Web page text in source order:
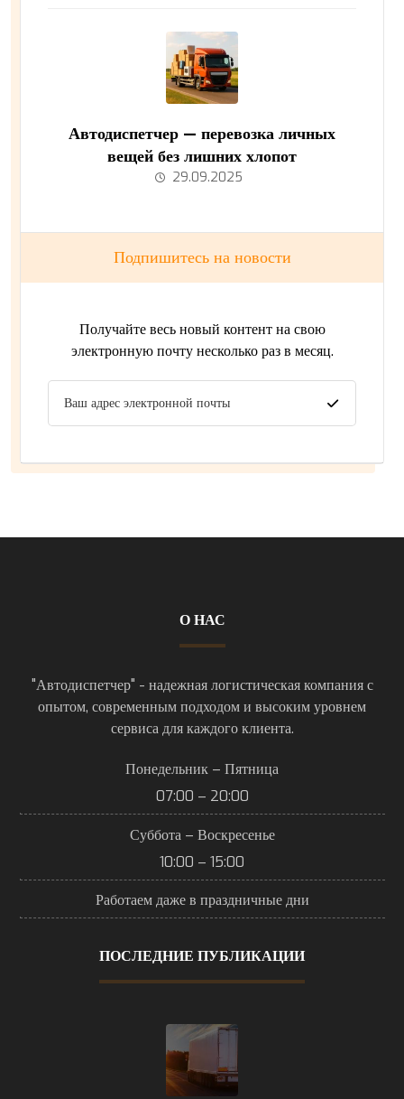
Автодиспетчер — перевозка личных
вещей без лишних хлопот
29.09.2025
Подпишитесь на новости
Получайте весь новый контент на свою
электронную почту несколько раз в месяц.
О НАС
"Автодиспетчер" - надежная логистическая компания с
опытом, современным подходом и высоким уровнем
сервиса для каждого клиента.
Понедельник – Пятница
07:00 – 20:00
Суббота – Воскресенье
10:00 – 15:00
Работаем даже в праздничные дни
ПОСЛЕДНИЕ ПУБЛИКАЦИИ